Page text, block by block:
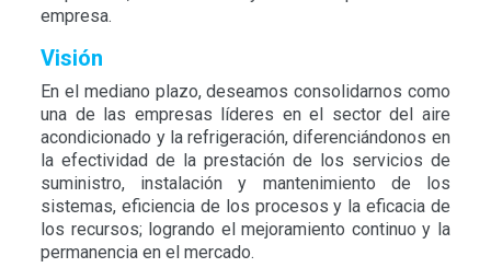
empresa.
Visión
En el mediano plazo, deseamos consolidarnos como
una de las empresas líderes en el sector del aire
acondicionado y la refrigeración, diferenciándonos en
la efectividad de la prestación de los servicios de
suministro, instalación y mantenimiento de los
sistemas, eficiencia de los procesos y la eficacia de
los recursos; logrando el mejoramiento continuo y la
permanencia en el mercado.